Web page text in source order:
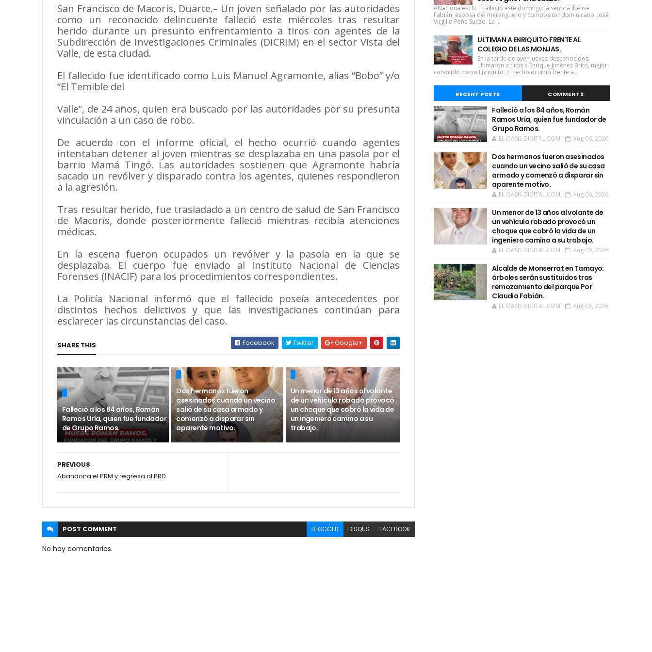
San Francisco de Macorís, Duarte.– Un joven señalado por las autoridades
como un reconocido delincuente falleció este miércoles tras resultar
herido durante un presunto enfrentamiento a tiros con agentes de la
Subdirección de Investigaciones Criminales (DICRIM) en el sector Vista del
Valle, de esta ciudad.
El fallecido fue identificado como Luis Manuel Agramonte, alias “Bobo” y/o
“El Temible del
Valle”, de 24 años, quien era buscado por las autoridades por su presunta
vinculación a un caso de robo.
De acuerdo con el informe oficial, el hecho ocurrió cuando agentes
intentaban detener al joven mientras se desplazaba en una pasola por el
barrio Mamá Tingó. Las autoridades sostienen que Agramonte habría
sacado un revólver y disparado contra los agentes, quienes respondieron
a la agresión.
Tras resultar herido, fue trasladado a un centro de salud de San Francisco
de Macorís, donde posteriormente falleció mientras recibía atenciones
médicas.
En la escena fueron ocupados un revólver y la pasola en la que se
desplazaba. El cuerpo fue enviado al Instituto Nacional de Ciencias
Forenses (INACIF) para los procedimientos correspondientes.
La Policía Nacional informó que el fallecido poseía antecedentes por
distintos hechos delictivos y que las investigaciones continúan para
esclarecer las circunstancias del caso.
SHARE THIS Facebook Twitter Google+
Falleció a los 84 años, Román
Ramos Uría, quien fue fundador
de Grupo Ramos.
Dos hermanos fueron
asesinados cuando un vecino
salió de su casa armado y
comenzó a disparar sin
aparente motivo.
Un menor de 13 años al volante
de un vehículo robado provocó
un choque que cobró la vida de
un ingeniero camino a su
trabajo.
PREVIOUS
Abandona el PRM y regresa al PRD.
POST COMMENT BLOGGER DISQUS FACEBOOK
No hay comentarios.
#NacionalesTN | Falleció este domingo la señora Ibelise
Fabián, esposa del merenguero y compositor dominicano, José
Virgilio Peña Suazo. La ...
ULTIMAN A ENRIQUITO FRENTE AL
COLEGIO DE LAS MONJAS.
En la tarde de ayer jueves desconocidos
ultimaron a tiros a Enrique Jiménez Brito, mejor
conocido como Enriquito. El hecho ocurrió frente a...
RECENT POSTS COMMENTS
Falleció a los 84 años, Román
Ramos Uría, quien fue fundador de
Grupo Ramos.
EL OASIS DIGITAL.COM Aug 06, 2026
Dos hermanos fueron asesinados
cuando un vecino salió de su casa
armado y comenzó a disparar sin
aparente motivo.
EL OASIS DIGITAL.COM Aug 06, 2026
Un menor de 13 años al volante de
un vehículo robado provocó un
choque que cobró la vida de un
ingeniero camino a su trabajo.
EL OASIS DIGITAL.COM Aug 06, 2026
Alcalde de Monserrat en Tamayo:
árboles serán sustituidos tras
remozamiento del parque Por
Claudia Fabián.
EL OASIS DIGITAL.COM Aug 06, 2026